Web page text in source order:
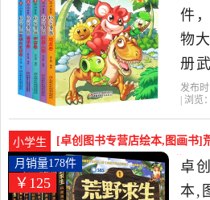
性
书
件
物
册
学
小
销
店
发布时
| 浏览：
小学生
[卓创图书专营店绘本,图画书]
8册 6-7-8月销量178件仅售125
￥125
月销量178件
卓
本,